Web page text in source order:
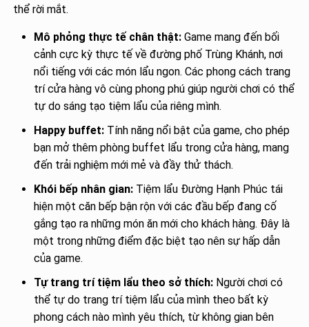
thể rời mắt.
Mô phỏng thực tế chân thật: Game mang đến bối
cảnh cực kỳ thực tế về đường phố Trùng Khánh, nơi
nổi tiếng với các món lẩu ngon. Các phong cách trang
trí cửa hàng vô cùng phong phú giúp người chơi có thể
tự do sáng tạo tiệm lẩu của riêng mình.
Happy buffet: Tính năng nổi bật của game, cho phép
bạn mở thêm phòng buffet lẩu trong cửa hàng, mang
đến trải nghiệm mới mẻ và đầy thử thách.
Khói bếp nhân gian: Tiệm lẩu Đường Hạnh Phúc tái
hiện một căn bếp bận rộn với các đầu bếp đang cố
gắng tạo ra những món ăn mới cho khách hàng. Đây là
một trong những điểm đặc biệt tạo nên sự hấp dẫn
của game.
Tự trang trí tiệm lẩu theo sở thích: Người chơi có
thể tự do trang trí tiệm lẩu của mình theo bất kỳ
phong cách nào mình yêu thích, từ không gian bên